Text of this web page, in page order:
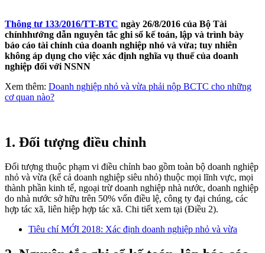
Thông tư 133/2016/TT-BTC ngày 26/8/2016 của Bộ Tài
chínhhướng dẫn nguyên tắc ghi sổ kế toán, lập và trình bày
báo cáo tài chính của doanh nghiệp nhỏ và vừa; tuy nhiên
không áp dụng cho việc xác định nghĩa vụ thuế của doanh
nghiệp đối với NSNN
Xem thêm: Doanh nghiệp nhỏ và vừa phải nộp BCTC cho những
cơ quan nào?
1. Đối tượng điều chỉnh
Đối tượng thuộc phạm vi điều chỉnh bao gồm toàn bộ doanh nghiệp
nhỏ và vừa (kể cả doanh nghiệp siêu nhỏ) thuộc mọi lĩnh vực, mọi
thành phần kinh tế, ngoại trừ doanh nghiệp nhà nước, doanh nghiệp
do nhà nước sở hữu trên 50% vốn điều lệ, công ty đại chúng, các
hợp tác xã, liên hiệp hợp tác xã. Chi tiết xem tại (Điều 2).
Tiêu chí MỚI 2018: Xác định doanh nghiệp nhỏ và vừa